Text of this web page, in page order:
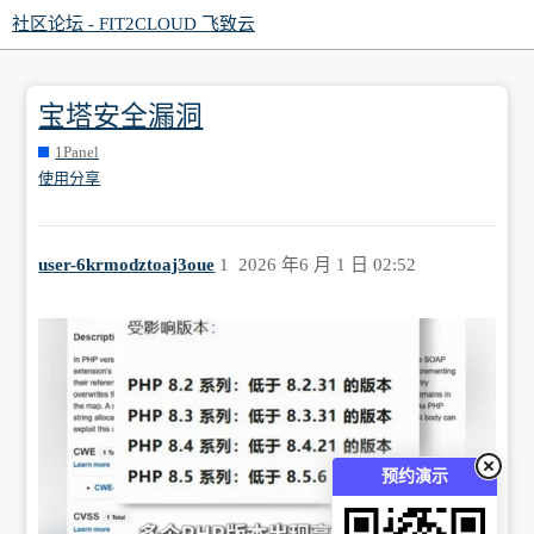
预约演示
社区论坛 - FIT2CLOUD 飞致云
宝塔安全漏洞
1Panel
使用分享
user-6krmodztoaj3oue 2026 年6 月 1 日 02:52
1